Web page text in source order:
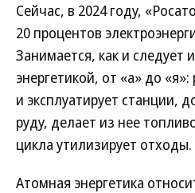
Сейчас, в 2024 году,
20 процентов
Занимается, как и следует
энергетикой, от «а» до
и эксплуатирует станции,
руду, делает из нее
цикла утилизирует отходы.
Атомная энергетика